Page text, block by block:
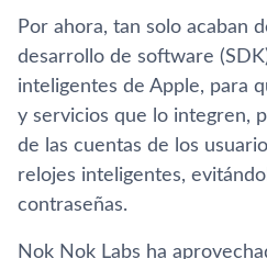
Por ahora, tan solo acaban
desarrollo de software
inteligentes de Apple, para
y servicios que lo integren,
de las cuentas de los
relojes inteligentes,
contraseñas.
Nok Nok Labs ha